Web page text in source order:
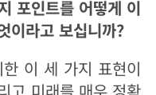
포인트를 어떻게 이
이라고 보십니까?
이 세 가지 표현이